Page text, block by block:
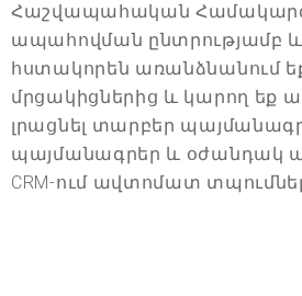
Հաշվապահական
ապահովման ընտրությամբ և
հստակորեն առանձնանում
մրցակիցներից և կարող եք
լրացնել տարբեր
պայմանագրեր և օժանդակ
CRM-ում ավտոմատ